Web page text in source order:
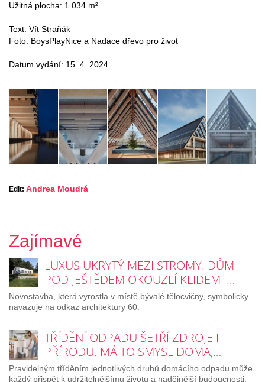
Užitná plocha: 1 034 m²
Text: Vít Straňák
Foto: BoysPlayNice a Nadace dřevo pro život
Datum vydání: 15. 4. 2024
Edit: Andrea Moudrá
Zajímavé
LUXUS UKRYTÝ MEZI STROMY. DŮM
POD JEŠTĚDEM OKOUZLÍ KLIDEM I…
Novostavba, která vyrostla v místě bývalé tělocvičny, symbolicky
navazuje na odkaz architektury 60.
TŘÍDĚNÍ ODPADU ŠETŘÍ ZDROJE I
PŘÍRODU. MÁ TO SMYSL DOMA,…
Pravidelným tříděním jednotlivých druhů domácího odpadu může
každý přispět k udržitelnějšímu životu a nadějnější budoucnosti.